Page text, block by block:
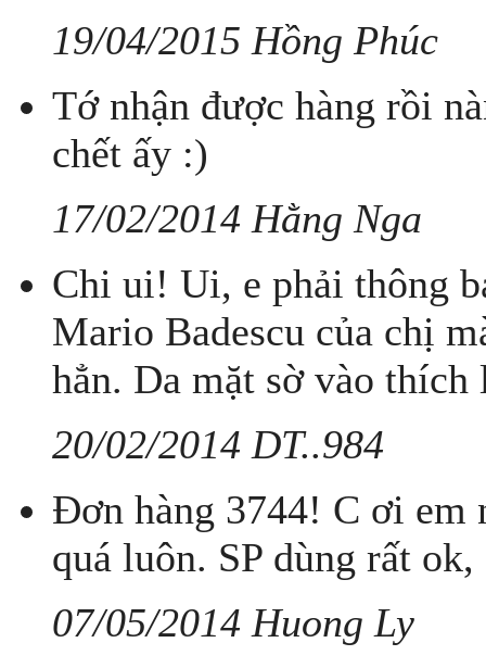
19/04/2015 Hồng Phúc
Tớ nhận được hàng rồi
chết ấy :)
17/02/2014 Hằng Nga
Chi ui! Ui, e phải thông
Mario Badescu của chị
hẳn. Da mặt sờ vào
20/02/2014 DT..984
Đơn hàng 3744! C ơi em
quá luôn. SP dùng rất
07/05/2014 Huong Ly